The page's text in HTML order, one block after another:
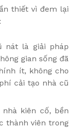
thiết vì đem lại
nát là giải pháp
gian sống đã
ít, không cho
cải tạo nhà cũ
kiên cố, bền
thành viên trong